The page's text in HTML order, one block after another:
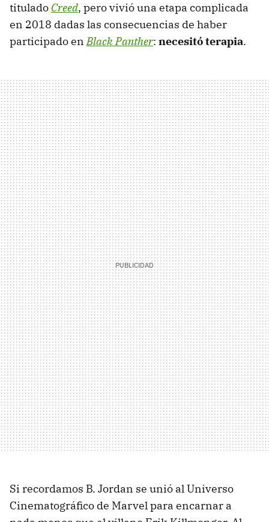
titulado Creed, pero vivió una etapa complicada
en 2018 dadas las consecuencias de haber
participado enBlack Panther: necesitó terapia.
Si recordamos B. Jordan se unió al Universo
Cinematográfico de Marvel para encarnar a